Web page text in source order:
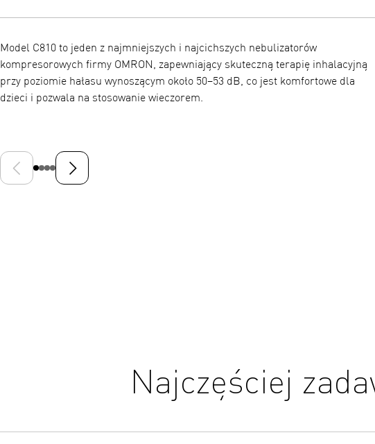
Model C810 to jeden z najmniejszych i najcichszych nebulizatorów
kompresorowych firmy OMRON, zapewniający skuteczną terapię inhalacyjną
przy poziomie hałasu wynoszącym około 50–53 dB, co jest komfortowe dla
dzieci i pozwala na stosowanie wieczorem.
Poprzedni slajdNastępny slajd
Najczęściej